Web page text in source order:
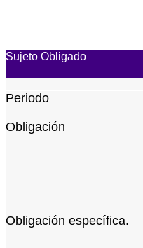
Sujeto Obligado
Periodo
Obligación
Obligación específica.